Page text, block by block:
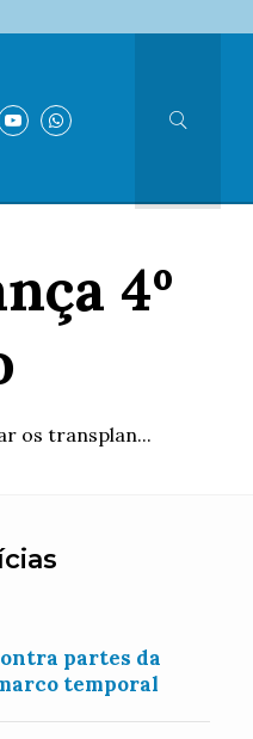
4º
os transplan...
partes da
temporal